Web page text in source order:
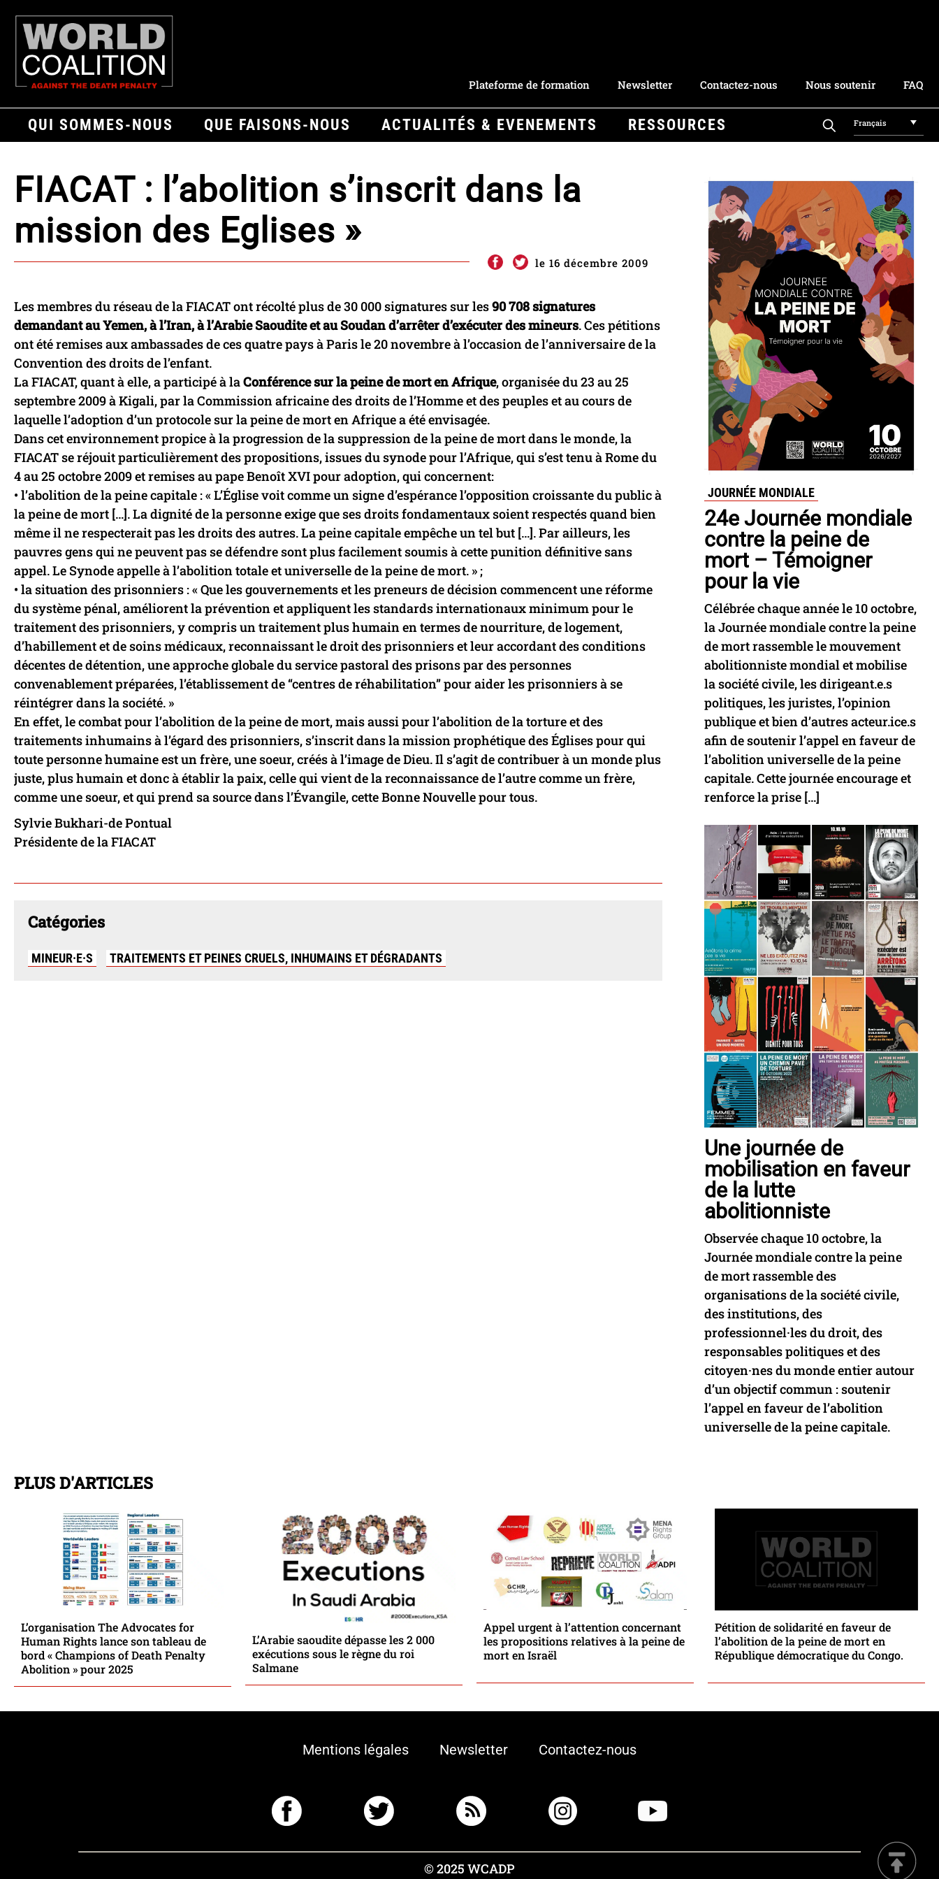
Plateforme de formation Newsletter Contactez-nous Nous soutenir FAQ
QUI SOMMES-NOUS QUE FAISONS-NOUS ACTUALITÉS & EVENEMENTS RESSOURCES Français
FIACAT : l’abolition s’inscrit dans la
mission des Eglises »
le 16 décembre 2009
Les membres du réseau de la FIACAT ont récolté plus de 30 000 signatures sur les90 708 signatures
demandant au Yemen, à l’Iran, à l’Arabie Saoudite et au Soudan d’arrêter d’exécuter des mineurs. Ces pétitions
ont été remises aux ambassades de ces quatre pays à Paris le 20 novembre à l’occasion de l’anniversaire de la
Convention des droits de l’enfant.
La FIACAT, quant à elle, a participé à laConférence sur la peine de mort en Afrique, organisée du 23 au 25
septembre 2009 à Kigali, par la Commission africaine des droits de l’Homme et des peuples et au cours de
laquelle l’adoption d’un protocole sur la peine de mort en Afrique a été envisagée.
Dans cet environnement propice à la progression de la suppression de la peine de mort dans le monde, la
FIACAT se réjouit particulièrement des propositions, issues du synode pour l’Afrique, qui s’est tenu à Rome du
4 au 25 octobre 2009 et remises au pape Benoît XVI pour adoption, qui concernent:
• l’abolition de la peine capitale : « L’Église voit comme un signe d’espérance l’opposition croissante du public à
la peine de mort […]. La dignité de la personne exige que ses droits fondamentaux soient respectés quand bien
même il ne respecterait pas les droits des autres. La peine capitale empêche un tel but […]. Par ailleurs, les
pauvres gens qui ne peuvent pas se défendre sont plus facilement soumis à cette punition définitive sans
appel. Le Synode appelle à l’abolition totale et universelle de la peine de mort. » ;
• la situation des prisonniers : « Que les gouvernements et les preneurs de décision commencent une réforme
du système pénal, améliorent la prévention et appliquent les standards internationaux minimum pour le
traitement des prisonniers, y compris un traitement plus humain en termes de nourriture, de logement,
d’habillement et de soins médicaux, reconnaissant le droit des prisonniers et leur accordant des conditions
décentes de détention, une approche globale du service pastoral des prisons par des personnes
convenablement préparées, l’établissement de “centres de réhabilitation” pour aider les prisonniers à se
réintégrer dans la société. »
En effet, le combat pour l’abolition de la peine de mort, mais aussi pour l’abolition de la torture et des
traitements inhumains à l’égard des prisonniers, s’inscrit dans la mission prophétique des Églises pour qui
toute personne humaine est un frère, une soeur, créés à l’image de Dieu. Il s’agit de contribuer à un monde plus
juste, plus humain et donc à établir la paix, celle qui vient de la reconnaissance de l’autre comme un frère,
comme une soeur, et qui prend sa source dans l’Évangile, cette Bonne Nouvelle pour tous.
Sylvie Bukhari-de Pontual
Présidente de la FIACAT
Catégories
MINEUR·E·S TRAITEMENTS ET PEINES CRUELS, INHUMAINS ET DÉGRADANTS
JOURNÉE MONDIALE
24e Journée mondiale
contre la peine de
mort – Témoigner
pour la vie
Célébrée chaque année le 10 octobre,
la Journée mondiale contre la peine
de mort rassemble le mouvement
abolitionniste mondial et mobilise
la société civile, les dirigeant.e.s
politiques, les juristes, l’opinion
publique et bien d’autres acteur.ice.s
afin de soutenir l’appel en faveur de
l’abolition universelle de la peine
capitale. Cette journée encourage et
renforce la prise […]
Une journée de
mobilisation en faveur
de la lutte
abolitionniste
Observée chaque 10 octobre, la
Journée mondiale contre la peine
de mort rassemble des
organisations de la société civile,
des institutions, des
professionnel·les du droit, des
responsables politiques et des
citoyen·nes du monde entier autour
d’un objectif commun : soutenir
l’appel en faveur de l’abolition
universelle de la peine capitale.
PLUS D'ARTICLES
L’organisation The Advocates for
Human Rights lance son tableau de
bord « Champions of Death Penalty
Abolition » pour 2025
L’Arabie saoudite dépasse les 2 000
exécutions sous le règne du roi
Salmane
Appel urgent à l’attention concernant
les propositions relatives à la peine de
mort en Israël
Pétition de solidarité en faveur de
l’abolition de la peine de mort en
République démocratique du Congo.
Mentions légales Newsletter Contactez-nous
© 2025 WCADP